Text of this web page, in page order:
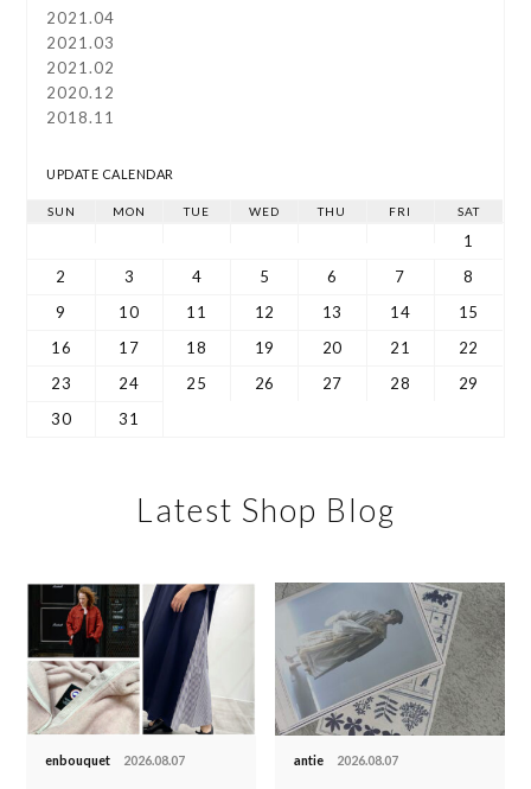
2021.04
2021.03
2021.02
2020.12
2018.11
UPDATE CALENDAR
SUN MON TUE WED THU FRI SAT
1
2
3 4 5 6 7
8
9
10 11 12 13 14
15
16
17 18 19 20 21
22
23
24 25 26 27 28
29
30
31
Latest Shop Blog
enbouquet 2026.08.07 antie 2026.08.07